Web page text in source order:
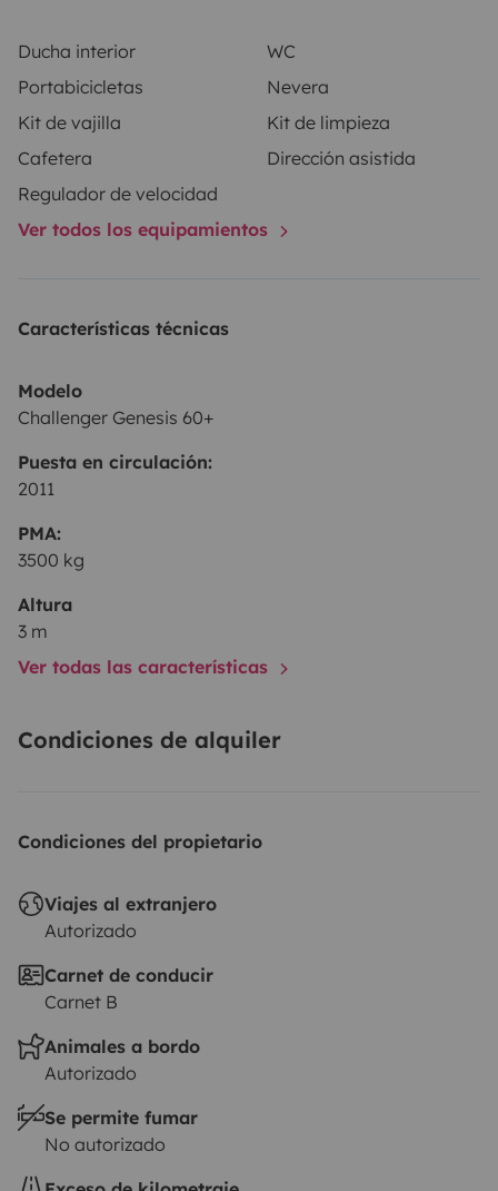
Ducha interior
WC
Portabicicletas
Nevera
Kit de vajilla
Kit de limpieza
Cafetera
Dirección asistida
Regulador de velocidad
Ver todos los equipamientos
Características técnicas
Modelo
Challenger Genesis 60+
Puesta en circulación:
2011
PMA:
3500 kg
Altura
3 m
Ver todas las características
Condiciones de alquiler
Condiciones del propietario
Viajes al extranjero
Autorizado
Carnet de conducir
Carnet B
Animales a bordo
Autorizado
Se permite fumar
No autorizado